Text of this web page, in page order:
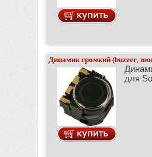
Динамик громкий (buzzer,
для